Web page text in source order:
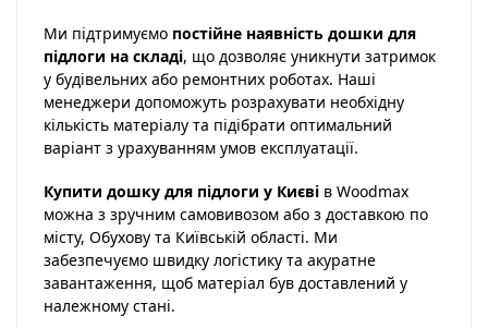
Ми підтримуємо постійне наявність дошки для
підлоги на складі, що дозволяє уникнути затримок
у будівельних або ремонтних роботах. Наші
менеджери допоможуть розрахувати необхідну
кількість матеріалу та підібрати оптимальний
варіант з урахуванням умов експлуатації.
Купити дошку для підлоги у Києві в Woodmax
можна з зручним самовивозом або з доставкою по
місту, Обухову та Київській області. Ми
забезпечуємо швидку логістику та акуратне
завантаження, щоб матеріал був доставлений у
належному стані.